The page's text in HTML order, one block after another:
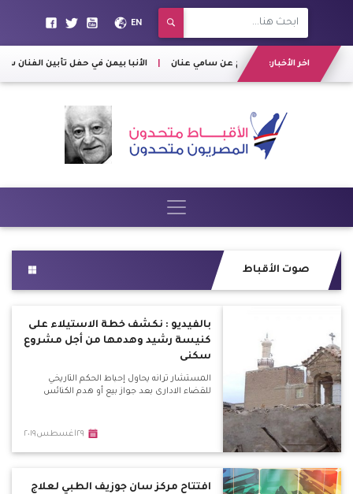
EN
اخر الأخبار:
"بكري": الإفراج عن سامي عنان | الأنبا بيمن في حفل تأبين الفنان
صوت الأقباط
بالفيديو : نكشف خطة الاستيلاء على
كنيسة رشيد وهدمها من أجل مشروع
سكنى
المستشار ترانه يحاول إحباط الحكم التاريخي
للقضاء الادارى بعد جواز بيع أو هدم الكنائس
٢٩اغسطس٢٠١٩
افتتاح مركز سان جوزيف الطبي لعلاج